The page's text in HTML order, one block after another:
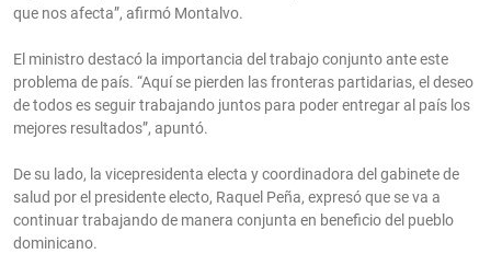
que nos afecta”, afirmó Montalvo.
El ministro destacó la importancia del trabajo conjunto ante este
problema de país. “Aquí se pierden las fronteras partidarias, el deseo
de todos es seguir trabajando juntos para poder entregar al país los
mejores resultados”, apuntó.
De su lado, la vicepresidenta electa y coordinadora del gabinete de
salud por el presidente electo, Raquel Peña, expresó que se va a
continuar trabajando de manera conjunta en beneficio del pueblo
dominicano.